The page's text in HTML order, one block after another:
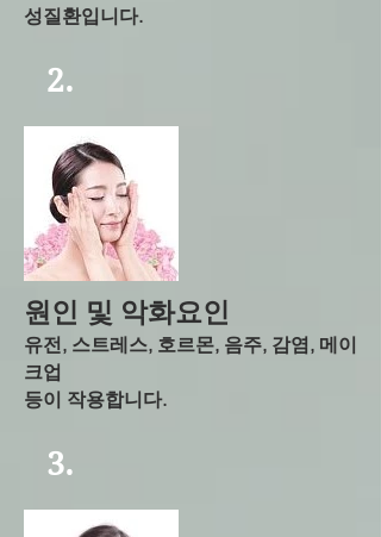
성질환입니다.
2.
​원인 및 악화요인
유전, 스트레스, 호르몬, 음주, 감염, 메이
크업
등이 작용합니다.
3.